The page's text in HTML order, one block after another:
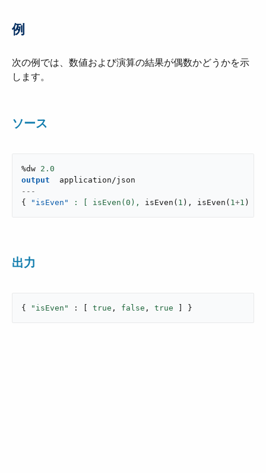
例
次の例では、数値および演算の結果が偶数かどうかを示
します。
ソース
%dw 2.0
output
application/json
---
{
"isEven" : [ isEven( 0 ), isEven ( 1 ) , isEven ( 1+1 )
出力
{ "isEven" : [ true , false , true ] }